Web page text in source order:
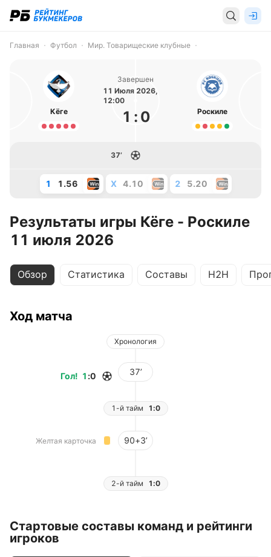
Главная Футбол Мир. Товарищеские клубные
Кёге
Завершен
11 Июля 2026,
12:00
1 : 0 Роскиле
37’
1 1.56 X 4.10 2 5.20
Результаты игры Кёге - Роскиле
11 июля 2026
Обзор Статистика Составы H2H
Ход матча
Хронология
Гол! 1 :0 37’
1-й тайм 1:0
Желтая карточка 90+3’
2-й тайм 1:0
Стартовые составы команд и рейтинги
игроков